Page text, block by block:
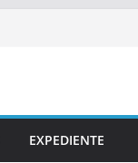
EXPEDIENTE